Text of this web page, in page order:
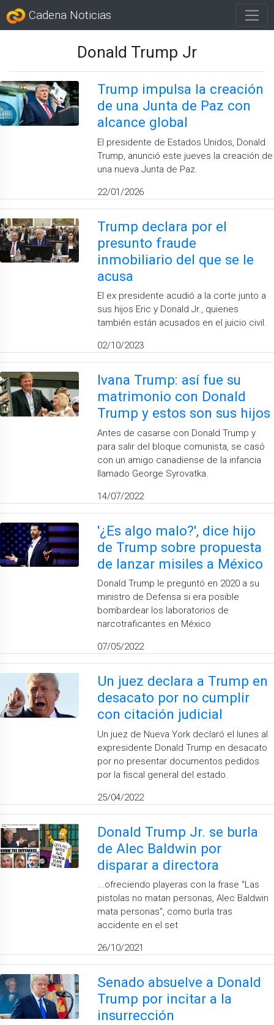
Cadena Noticias
Donald Trump Jr
Trump impulsa la creación
de una Junta de Paz con
alcance global
El presidente de Estados Unidos, Donald
Trump, anunció este jueves la creación de
una nueva Junta de Paz.
22/01/2026
Trump declara por el
presunto fraude
inmobiliario del que se le
acusa
El ex presidente acudió a la corte junto a
sus hijos Eric y Donald Jr., quienes
también están acusados en el juicio civil.
02/10/2023
Ivana Trump: así fue su
matrimonio con Donald
Trump y estos son sus hijos
Antes de casarse con Donald Trump y
para salir del bloque comunista, se casó
con un amigo canadiense de la infancia
llamado George Syrovatka.
14/07/2022
'¿Es algo malo?', dice hijo
de Trump sobre propuesta
de lanzar misiles a México
Donald Trump le preguntó en 2020 a su
ministro de Defensa si era posible
bombardear los laboratorios de
narcotraficantes en México
07/05/2022
Un juez declara a Trump en
desacato por no cumplir
con citación judicial
Un juez de Nueva York declaró el lunes al
expresidente Donald Trump en desacato
por no presentar documentos pedidos
por la fiscal general del estado.
25/04/2022
Donald Trump Jr. se burla
de Alec Baldwin por
disparar a directora
...ofreciendo playeras con la frase ''Las
pistolas no matan personas, Alec Baldwin
mata personas'', como burla tras
accidente en el set
26/10/2021
Senado absuelve a Donald
Trump por incitar a la
insurrección